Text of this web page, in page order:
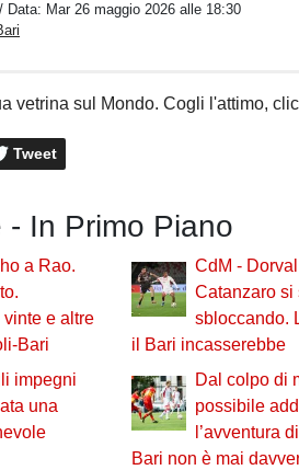
/ Data: Mar 26 maggio 2026 alle 18:30
vetrina sul Mondo. Cogli l'attimo,
Tweet
- In Primo Piano
a Rao.
e altre
Bari
CdM - Dorval
Catanzaro si
sbloccando.
il Bari incasserebbe
impegni
una
Dal colpo di
possibile
l’avventura
Bari non è mai